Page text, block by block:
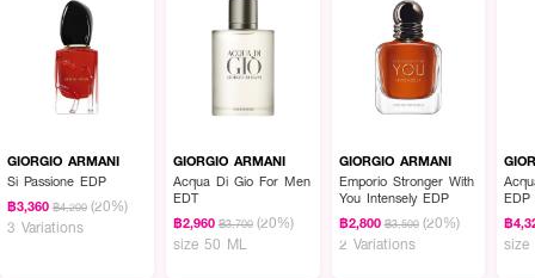
ผลลัพธ์ที่ได้ :
น้ำหอมสำหรับผู้หญิง ให้กลิ่นหอมหวานนุ่มละมุนของดอกไม้ ให้ความรู้สึกเย้ายวน
น่าดึงดูด
● GIORGIO ARMANI Si EDP Intense Refillable
● น้ำหอมสำหรับผู้หญิง
● TOP NOTES: BLACKCURRANT NECTAR
GIORGIO ARMANI
Si Passione EDP
฿3,360 ฿4,200 (20%)
3 Variations
GIORGIO ARMANI
Acqua Di Gio For Men
EDT
฿2,960 ฿3,700 (20%)
size 50 ML
GIORGIO ARMANI
Emporio Stronger With
You Intensely EDP
฿2,800 ฿3,500 (20%)
2 Variations
EDP
฿
size